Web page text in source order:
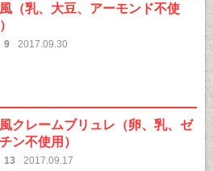
（乳、大豆、アーモンド不使
9 2017.09.30
クレームブリュレ（卵、乳、ゼ
ン不使用）
13 2017.09.17